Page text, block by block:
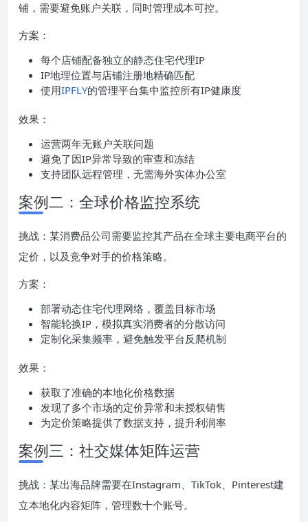
铺，需要避免账户关联，同时管理成本可控。
方案：
每个店铺配备独立的静态住宅代理IP
IP地理位置与店铺注册地精确匹配
使用IPFLY的管理平台集中监控所有IP健康度
效果：
运营两年无账户关联问题
避免了因IP异常导致的审查和冻结
支持团队远程管理，无需海外实体办公室
案例二：全球价格监控系统
挑战：某消费品公司需要监控其产品在全球主要电商平台的
定价，以及竞争对手的价格策略。
方案：
部署动态住宅代理网络，覆盖目标市场
智能轮换IP，模拟真实消费者的分散访问
定制化采集频率，避免触发平台反爬机制
效果：
获取了准确的本地化价格数据
发现了多个市场的定价异常和未授权销售
为定价策略提供了数据支持，提升利润率
案例三：社交媒体矩阵运营
挑战：某出海品牌需要在Instagram、TikTok、Pinterest建
立本地化内容矩阵，管理数十个账号。